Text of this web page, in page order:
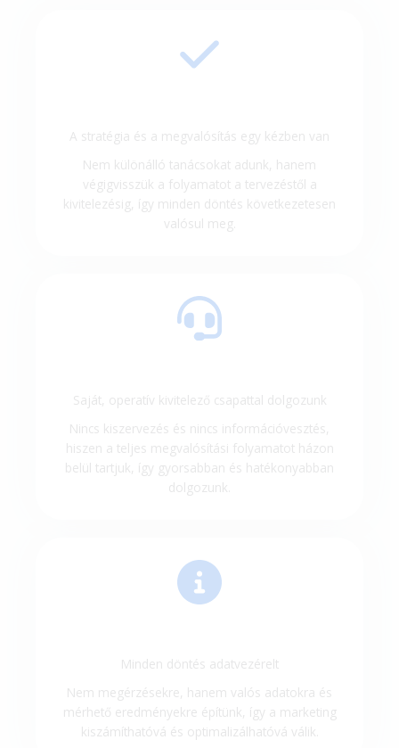
A stratégia és a megvalósítás egy kézben van
Nem különálló tanácsokat adunk, hanem
végigvisszük a folyamatot a tervezéstől a
kivitelezésig, így minden döntés következetesen
valósul meg.
Saját, operatív kivitelező csapattal dolgozunk
Nincs kiszervezés és nincs információvesztés,
hiszen a teljes megvalósítási folyamatot házon
belül tartjuk, így gyorsabban és hatékonyabban
dolgozunk.
Minden döntés adatvezérelt
Nem megérzésekre, hanem valós adatokra és
mérhető eredményekre építünk, így a marketing
kiszámíthatóvá és optimalizálhatóvá válik.